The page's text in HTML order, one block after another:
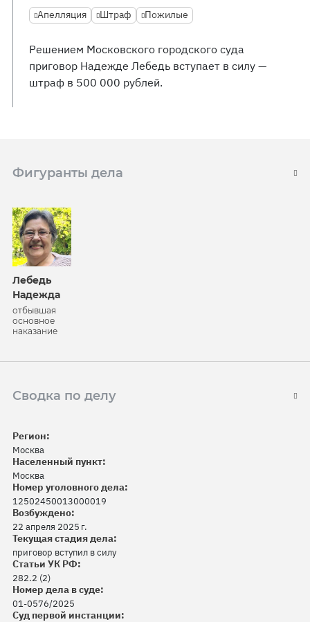
Апелляция Штраф Пожилые
Решением Московского городского суда
приговор Надежде Лебедь вступает в силу —
штраф в 500 000 рублей.
Фигуранты дела
Лебедь
Надежда
отбывшая
основное
наказание
Сводка по делу
Регион:
Москва
Населенный пункт:
Москва
Номер уголовного дела:
12502450013000019
Возбуждено:
22 апреля 2025 г.
Текущая стадия дела:
приговор вступил в силу
Статьи УК РФ:
282.2 (2)
Номер дела в суде:
01-0576/2025
Суд первой инстанции: